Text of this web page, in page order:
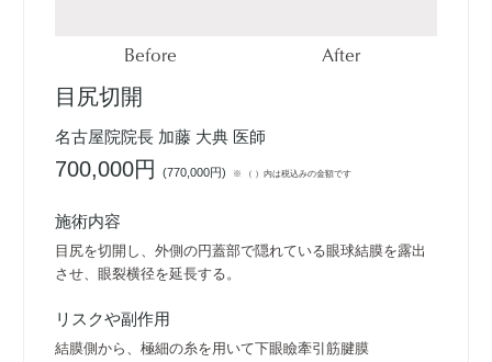
Before After
目尻切開
名古屋院院長 加藤 大典 医師
700,000円(770,000円) ※ （ ）内は税込みの金額です
施術内容
目尻を切開し、外側の円蓋部で隠れている眼球結膜を露出
させ、眼裂横径を延長する。
リスクや副作用
結膜側から、極細の糸を用いて下眼瞼牽引筋腱膜